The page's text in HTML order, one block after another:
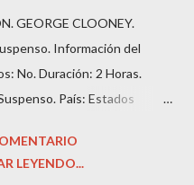
GEORGE CLOONEY.
Información del
No. Duración: 2 Horas.
País: Estados
de lanzamiento: ‎ 2007.
Tilda Swinton...
LEYENDO...